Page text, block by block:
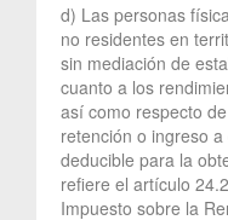
d) Las personas
no residentes en
sin mediación de
cuanto a los
así como respecto
retención o ingreso
deducible para la
refiere el artículo
Impuesto sobre la